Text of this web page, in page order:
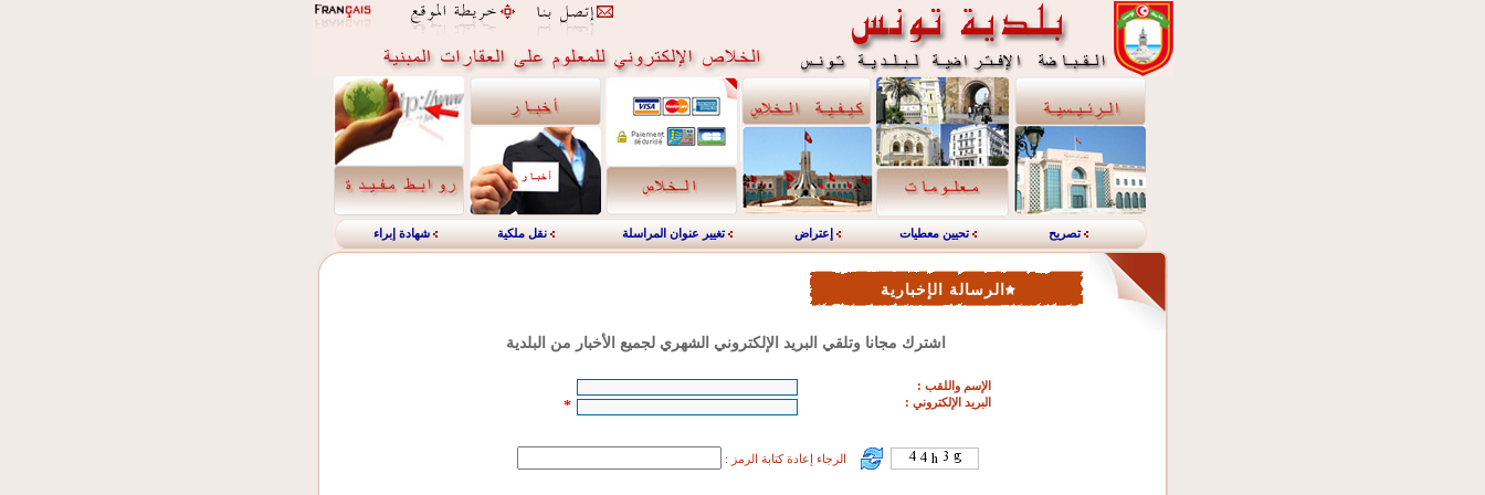
تصريح تحيين معطيات إعتراض تغيير عنوان المراسلة نقل ملكية شهادة إبراء
الرسالة الإخبارية
اشترك مجانا وتلقي البريد الإلكتروني الشهري لجميع الأخبار من البلدية
الإسم واللقب :
البريد الإلكتروني :
*
الرجاء إعادة كتابة الرمز :